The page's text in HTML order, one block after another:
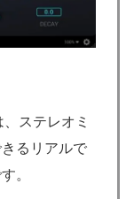
ステレオミ
るリアルで
。